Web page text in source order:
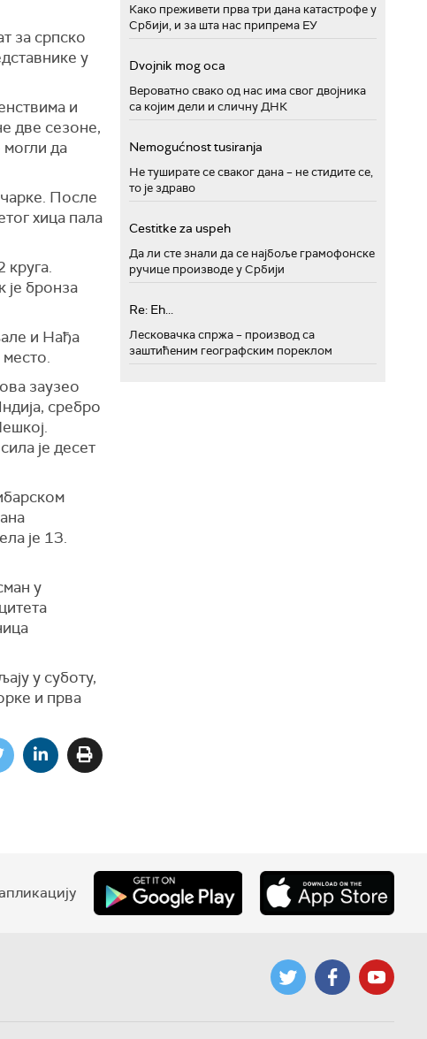
за српско
у
и
две сезоне,
да
После
хица пала
круга.
је бронза
и Нађа
заузео
сребро
је десет
је 13.
у
у суботу,
и прва
Како преживети прва три дана катастрофе у
Србији, и за шта нас припрема ЕУ
Dvojnik mog oca
Вероватно свако од нас има свог двојника
са којим дели и сличну ДНК
Nemogućnost tusiranja
Не туширате се сваког дана – не стидите се,
то је здраво
Cestitke za uspeh
Да ли сте знали да се најбоље грамофонске
ручице производе у Србији
Re: Eh...
Лесковачка спржа – производ са
заштићеним географским пореклом